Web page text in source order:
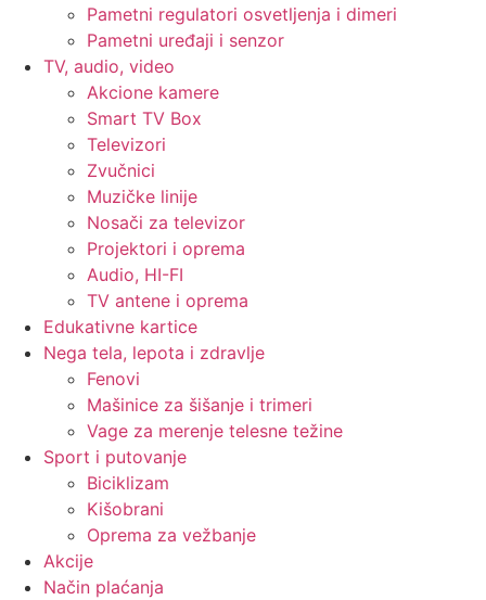
Pametni regulatori osvetljenja i dimeri
Pametni uređaji i senzor
TV, audio, video
Akcione kamere
Smart TV Box
Televizori
Zvučnici
Muzičke linije
Nosači za televizor
Projektori i oprema
Audio, HI-FI
TV antene i oprema
Edukativne kartice
Nega tela, lepota i zdravlje
Fenovi
Mašinice za šišanje i trimeri
Vage za merenje telesne težine
Sport i putovanje
Biciklizam
Kišobrani
Oprema za vežbanje
Akcije
Način plaćanja